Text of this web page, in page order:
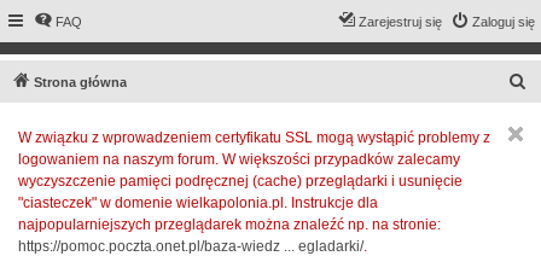
FAQ Zaloguj się
Zarejestruj się
Strona główna
W związku z wprowadzeniem certyfikatu SSL mogą wystąpić problemy z
logowaniem na naszym forum. W większości przypadków zalecamy
wyczyszczenie pamięci podręcznej (cache) przeglądarki i usunięcie
"ciasteczek" w domenie wielkapolonia.pl. Instrukcje dla
najpopularniejszych przeglądarek można znaleźć np. na stronie:
https://pomoc.poczta.onet.pl/baza-wiedz ... egladarki/.